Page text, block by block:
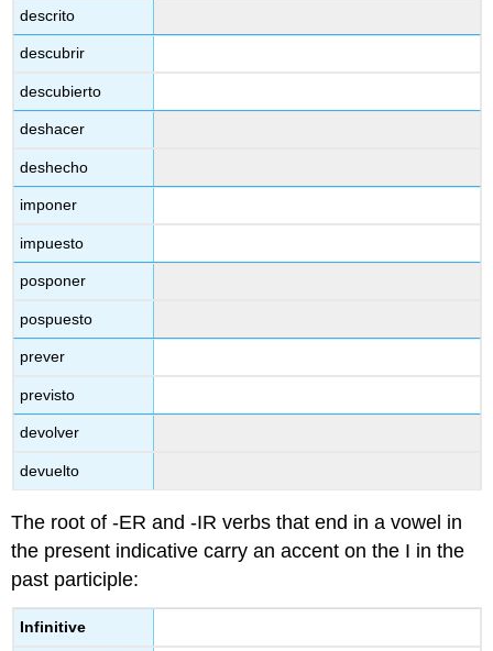
descrito
descubrir
descubierto
deshacer
deshecho
imponer
impuesto
posponer
pospuesto
prever
previsto
devolver
devuelto
The root of -ER and -IR verbs that end in a vowel in
the present indicative carry an accent on the I in the
past participle:
Infinitive